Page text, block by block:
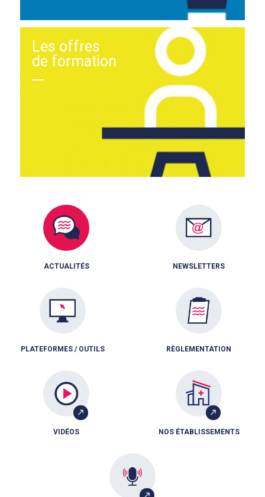
Les offres
de formation
ACTUALITÉS NEWSLETTERS
PLATEFORMES / OUTILS RÈGLEMENTATION
VIDÉOS NOS ÉTABLISSEMENTS